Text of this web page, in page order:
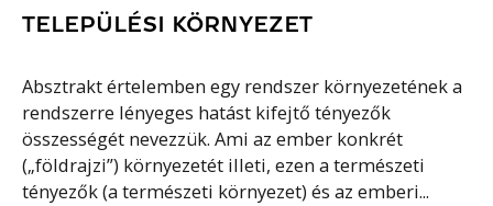
TELEPÜLÉSI KÖRNYEZET
Absztrakt értelemben egy rendszer környezetének a
rendszerre lényeges hatást kifejtő tényezők
összességét nevezzük. Ami az ember konkrét
(„földrajzi”) környezetét illeti, ezen a természeti
tényezők (a természeti környezet) és az emberi...